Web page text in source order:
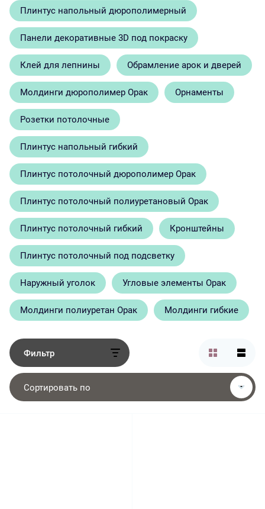
Плинтус напольный дюрополимерный
Панели декоративные 3D под покраску
Клей для лепнины Обрамление арок и дверей
Молдинги дюрополимер Орак Орнаменты
Розетки потолочные
Плинтус напольный гибкий
Плинтус потолочный дюрополимер Орак
Плинтус потолочный полиуретановый Орак
Плинтус потолочный гибкий Кронштейны
Плинтус потолочный под подсветку
Наружный уголок Угловые элементы Орак
Молдинги полиуретан Орак Молдинги гибкие
Фильтр
Сортировать по